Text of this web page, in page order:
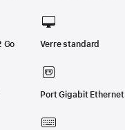
Go Verre standard
Port Gigabit Ethernet